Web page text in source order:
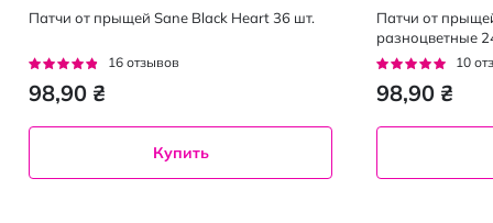
Патчи от прыщей Sane Black Heart 36 шт.
Рейтинг:
16 отзывов
98,90 ₴
Купить
Патчи от
разноцветные
Рейтинг:
10
98,90 ₴